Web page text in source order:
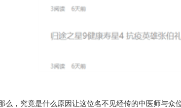
究竟是什么原因让这位名不见经传的中医师与众位